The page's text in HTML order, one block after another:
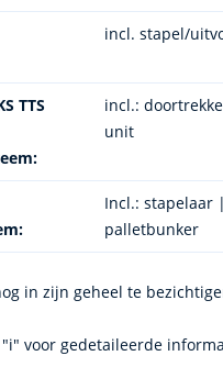
incl. stapel/
TTS
incl.:
unit
Incl.: stapelaar
palletbunker
in zijn geheel te
voor gedetaileerde